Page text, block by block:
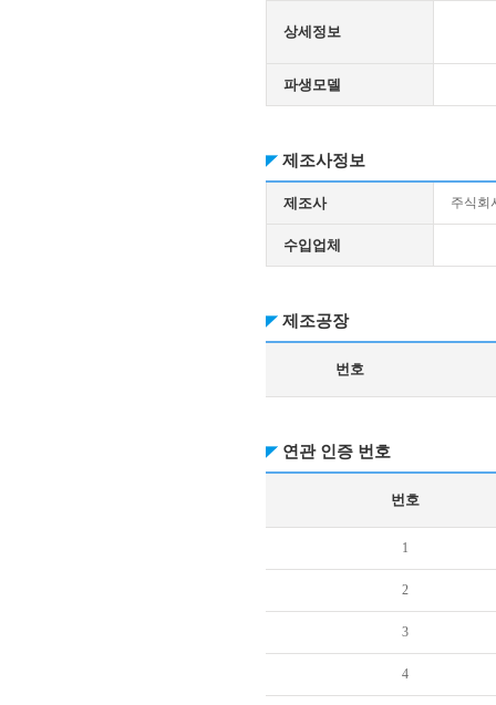
상세정보
파생모델
제조사정보
제조사 주식회
수입업체
제조공장
번호
연관 인증 번호
번호
1
2
3
4